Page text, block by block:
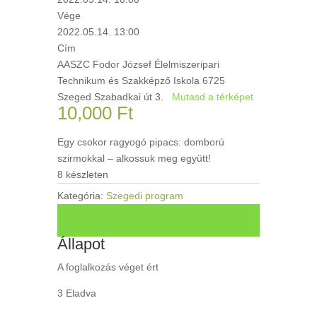
Vége
2022.05.14. 13:00
Cím
AASZC Fodor József Élelmiszeripari
Technikum és Szakképző Iskola 6725
Szeged Szabadkai út 3. Mutasd a térképet
10,000 Ft
Egy csokor ragyogó pipacs: domború
szirmokkal – alkossuk meg együtt!
8 készleten
Kategória: Szegedi program
Állapot
A foglalkozás véget ért
3 Eladva